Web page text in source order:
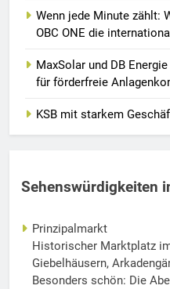
Wenn jede Minute zählt:
OBC ONE die
MaxSolar und DB
für förderfreie
KSB mit starkem
Sehenswürdigkeiten
Prinzipalmarkt
Historischer Marktplatz
Giebelhäusern,
Besonders schön: Die